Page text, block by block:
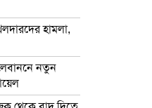
হামলা,
নতুন